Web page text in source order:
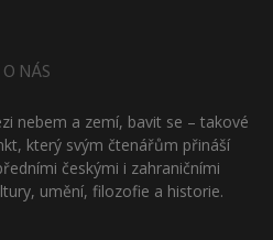
O NÁS
nebem a zemí, bavit se – takové
který svým čtenářům přináší
českými i zahraničními
umění, filozofie a historie.